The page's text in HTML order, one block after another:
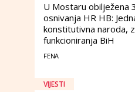
U Mostaru obilježena
osnivanja HR HB:
konstitutivna naroda,
funkcioniranja BiH
FENA
VIJESTI